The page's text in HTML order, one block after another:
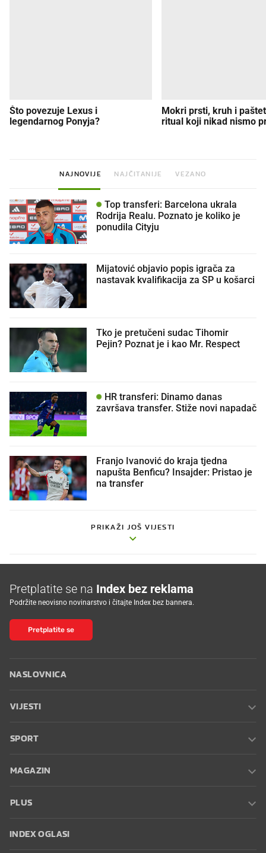
Što povezuje Lexus i
legendarnog Ponyja?
Mokri prsti, kruh i
ritual koji nikad nismo
NAJNOVIJE NAJČITANIJE VEZANO
Top transferi: Barcelona ukrala
Rodrija Realu. Poznato je koliko je
ponudila Cityju
Mijatović objavio popis igrača za
nastavak kvalifikacija za SP u košarci
Tko je pretučeni sudac Tihomir
Pejin? Poznat je i kao Mr. Respect
HR transferi: Dinamo danas
završava transfer. Stiže novi napadač
Franjo Ivanović do kraja tjedna
napušta Benficu? Insajder: Pristao je
na transfer
PRIKAŽI JOŠ VIJESTI
Pretplatite se na Index bez reklama
Podržite neovisno novinarstvo i čitajte Index bez bannera.
Pretplatite se
NASLOVNICA
VIJESTI
SPORT
MAGAZIN
PLUS
INDEX OGLASI